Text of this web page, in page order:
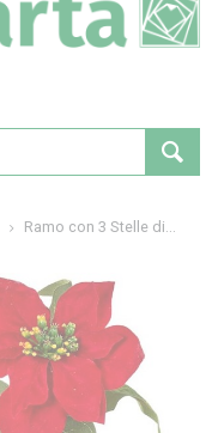
Ramo con 3 Stelle di...